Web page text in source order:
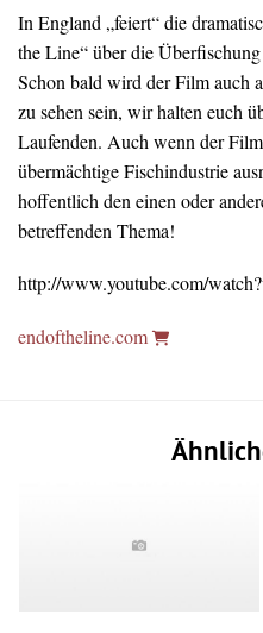
In England „feiert“ die
the Line“ über die
Schon bald wird der Film auch
zu sehen sein, wir halten euch
Laufenden. Auch wenn der
übermächtige Fischindustrie
hoffentlich den einen oder
betreffenden Thema!
http://www.youtube.com/
endoftheline.com